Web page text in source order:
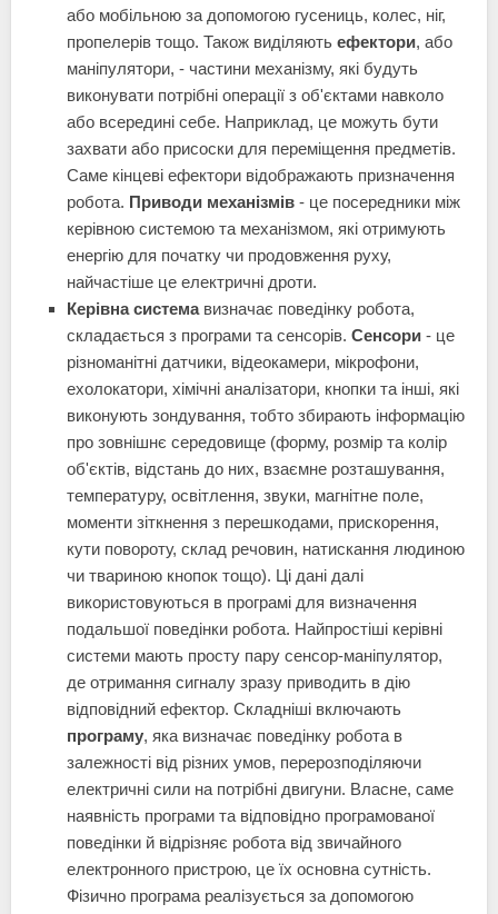
або мобільною за допомогою гусениць, колес, ніг,
пропелерів тощо. Також виділяють ефектори, або
маніпулятори, - частини механізму, які будуть
виконувати потрібні операції з об'єктами навколо
або всередині себе. Наприклад, це можуть бути
захвати або присоски для переміщення предметів.
Саме кінцеві ефектори відображають призначення
робота. Приводи механізмів - це посередники між
керівною системою та механізмом, які отримують
енергію для початку чи продовження руху,
найчастіше це електричні дроти.
Керівна системавизначає поведінку робота,
складається з програми та сенсорів. Сенсори - це
різноманітні датчики, відеокамери, мікрофони,
ехолокатори, хімічні аналізатори, кнопки та інші, які
виконують зондування, тобто збирають інформацію
про зовнішнє середовище (форму, розмір та колір
об'єктів, відстань до них, взаємне розташування,
температуру, освітлення, звуки, магнітне поле,
моменти зіткнення з перешкодами, прискорення,
кути повороту, склад речовин, натискання людиною
чи твариною кнопок тощо). Ці дані далі
використовуються в програмі для визначення
подальшої поведінки робота. Найпростіші керівні
системи мають просту пару сенсор-маніпулятор,
де отримання сигналу зразу приводить в дію
відповідний ефектор. Складніші включають
програму, яка визначає поведінку робота в
залежності від різних умов, перерозподіляючи
електричні сили на потрібні двигуни. Власне, саме
наявність програми та відповідно програмованої
поведінки й відрізняє робота від звичайного
електронного пристрою, це їх основна сутність.
Фізично програма реалізується за допомогою